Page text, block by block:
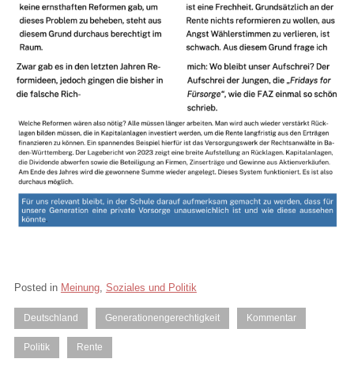
Posted in Meinung, Soziales und Politik
Deutschland Generationengerechtigkeit Kommentar
Politik Rente